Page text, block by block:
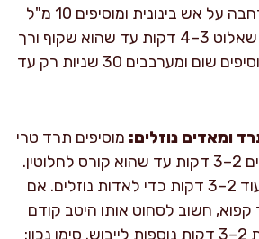
מחממים מחבת רחבה על אש בינונית ומוסיפים 10 מ"ל
שמן זית. מטגנים שאלוט 3–4 דקות עד שהוא שקוף ורך
(לא להשחים), מוסיפים שום ומערבבים 30 שניות רק עד
ומאדים נוזלים: מוסיפים תרד טרי
בהדרגה ומערבבים 2–3 דקות עד שהוא קורס לחלוטין.
ממשיכים לבשל עוד 2–3 דקות כדי לאדות נוזלים. אם
חשוב לסחוט אותו היטב קודם
ואז לחמם במחבת 2–3 דקות נוספות לייבוש. סימן נכון: